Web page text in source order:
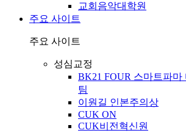
교회음악대학원
주요 사이트
주요 사이트
성심교정
BK21 FOUR 스마트파마
팀
이원길 인본주의상
CUK ON
CUK비전혁신원